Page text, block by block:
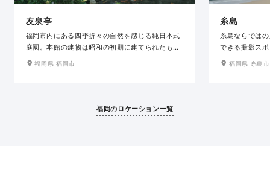
友泉亭
福岡市内にある四季折々の自然を感じる純日本式
庭園。本館の建物は昭和の初期に建てられたもの
で、回廊を持つ17.5畳のゆったりとした大広間が
あります。梅や新緑、紅葉など四季折々の草花の
福岡県 福岡市
糸島
糸島ならでは
できる撮影ス
水平線に沈む
ョンで「日本
福岡県 糸島市
福岡のロケーション一覧